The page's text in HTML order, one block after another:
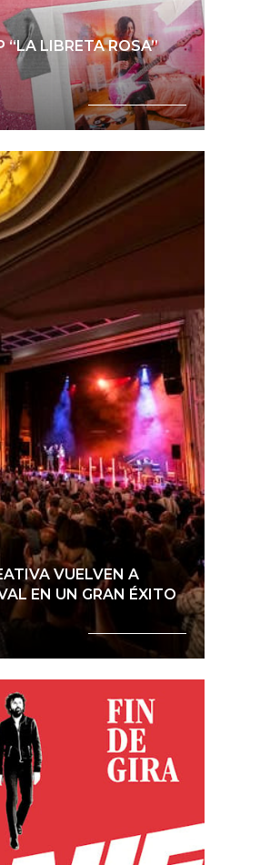
LIBRETA ROSA”
VUELVEN A
EN UN GRAN ÉXITO